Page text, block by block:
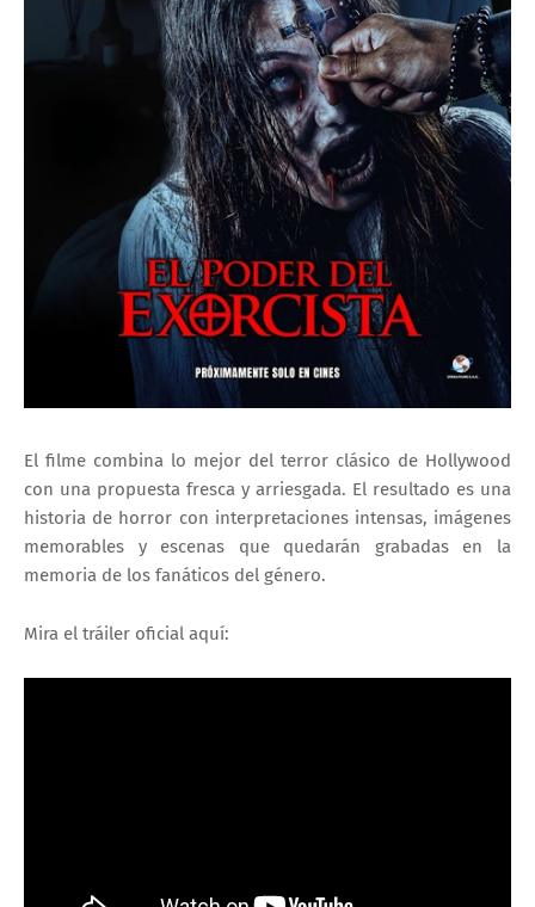
El filme combina lo mejor del terror clásico de Hollywood
con una propuesta fresca y arriesgada. El resultado es una
historia de horror con interpretaciones intensas, imágenes
memorables y escenas que quedarán grabadas en la
memoria de los fanáticos del género.
Mira el tráiler oficial aquí: